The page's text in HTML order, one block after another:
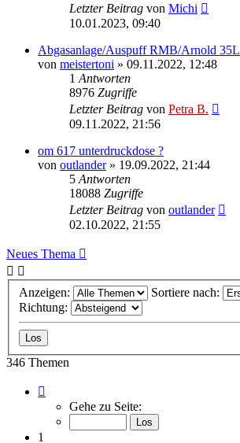
Letzter Beitrag von Michi
10.01.2023, 09:40
Abgasanlage/Auspuff RMB/Arnold 35L
von meistertoni » 09.11.2022, 12:48
1Antworten
8976 Zugriffe
Letzter Beitrag von Petra B.
09.11.2022, 21:56
om 617 unterdruckdose ?
von outlander» 19.09.2022, 21:44
5Antworten
18088 Zugriffe
Letzter Beitrag von outlander
02.10.2022, 21:55
Neues Thema
Anzeigen:
Sortiere nach:
Richtung:
346 Themen
von
Gehe zu Seite:
1